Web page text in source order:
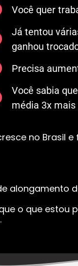
Você quer
Já tentou
ganhou
Precisa
Você sabia
média 3x
no Brasil
alongamento
o que